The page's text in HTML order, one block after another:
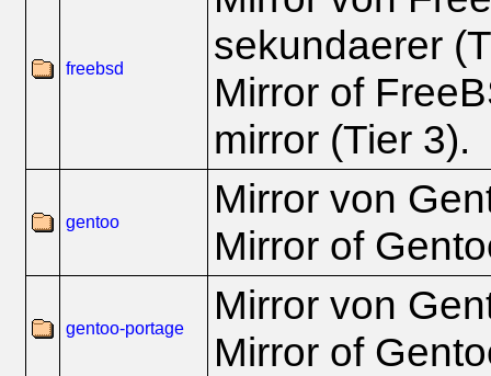
freebsd
sekundaerer
Mirror of
mirror (Tier 3).
gentoo
Mirror von
Mirror of
gentoo-portage
Mirror von
Mirror of